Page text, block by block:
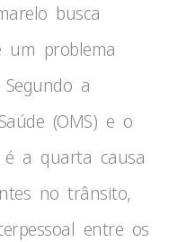
busca
um problema
a
(OMS) e o
é a quarta causa
no trânsito,
entre os